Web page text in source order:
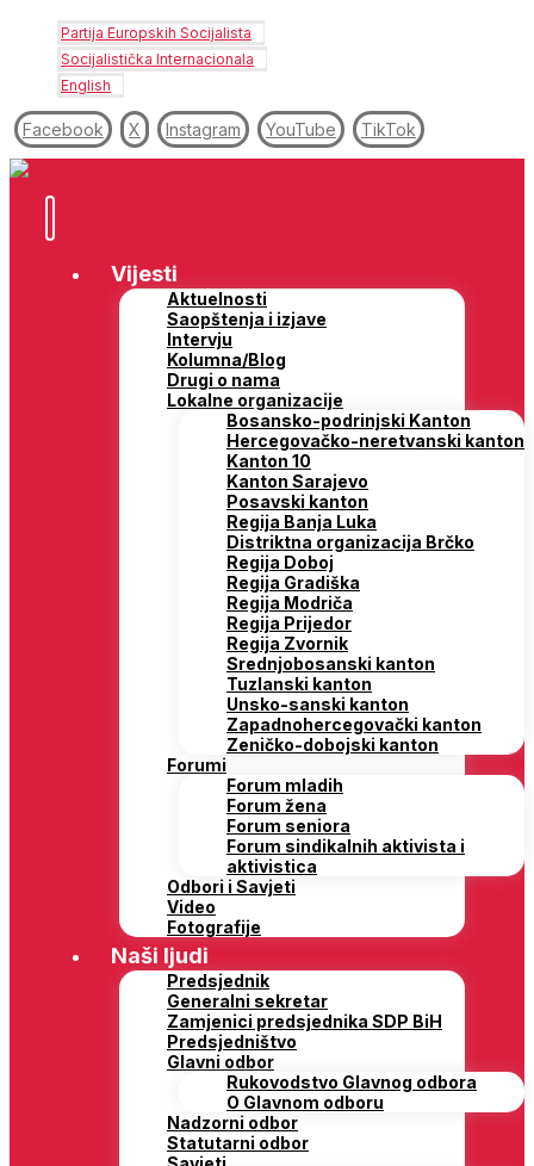
Partija Europskih Socijalista
Socijalistička Internacionala
English
Facebook X Instagram YouTube TikTok
Vijesti
Aktuelnosti
Saopštenja i izjave
Intervju
Kolumna/Blog
Drugi o nama
Lokalne organizacije
Bosansko-podrinjski Kanton
Hercegovačko-neretvanski kanton
Kanton 10
Kanton Sarajevo
Posavski kanton
Regija Banja Luka
Distriktna organizacija Brčko
Regija Doboj
Regija Gradiška
Regija Modriča
Regija Prijedor
Regija Zvornik
Srednjobosanski kanton
Tuzlanski kanton
Unsko-sanski kanton
Zapadnohercegovački kanton
Zeničko-dobojski kanton
Forumi
Forum mladih
Forum žena
Forum seniora
Forum sindikalnih aktivista i
aktivistica
Odbori i Savjeti
Video
Fotografije
Naši ljudi
Predsjednik
Generalni sekretar
Zamjenici predsjednika SDP BiH
Predsjedništvo
Glavni odbor
Rukovodstvo Glavnog odbora
O Glavnom odboru
Nadzorni odbor
Statutarni odbor